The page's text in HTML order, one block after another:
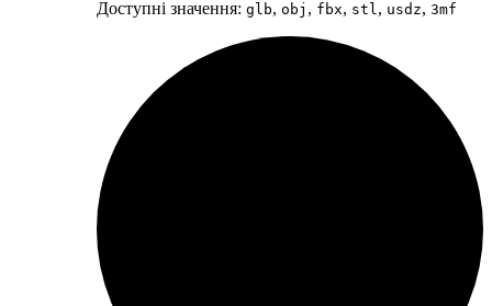
Доступні значення: glb, obj , fbx, stl, usdz, 3mf